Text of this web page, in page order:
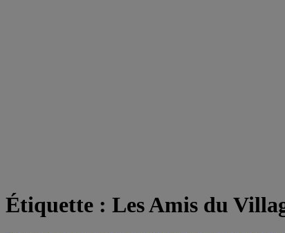
Étiquette : Les Amis du